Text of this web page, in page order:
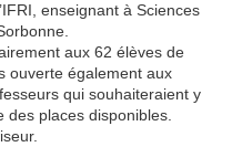
enseignant à Sciences
aux 62 élèves de
ouverte également aux
qui souhaiteraient y
places disponibles.